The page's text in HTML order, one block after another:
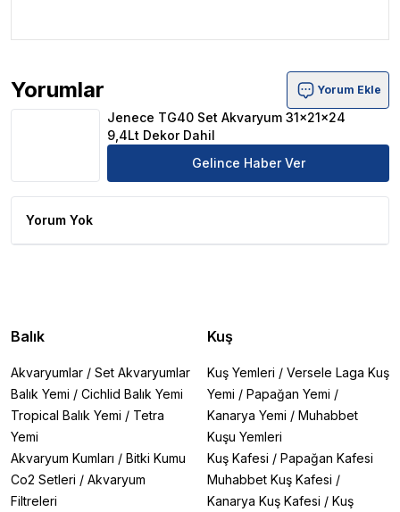
Yorumlar
Jenece TG40 Set Akvaryum 31x21x24 9,4Lt Dekor
Yorum Ekle
Jenece TG40 Set Akvaryum 31x21x24
9,4Lt Dekor Dahil
Gelince Haber Ver
Yorum Yok
Balık
Akvaryumlar / Set Akvaryumlar
Balık Yemi / Cichlid Balık Yemi
Tropical Balık Yemi / Tetra
Yemi
Akvaryum Kumları / Bitki Kumu
Co2 Setleri / Akvaryum
Filtreleri
Kuş
Kuş Yemleri / Versele Laga Kuş
Yemi / Papağan Yemi /
Kanarya Yemi / Muhabbet
Kuşu Yemleri
Kuş Kafesi / Papağan Kafesi
Muhabbet Kuş Kafesi /
Kanarya Kuş Kafesi / Kuş